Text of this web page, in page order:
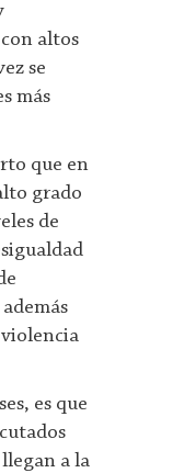
altos
se
más
que en
grado
de
es que
a la